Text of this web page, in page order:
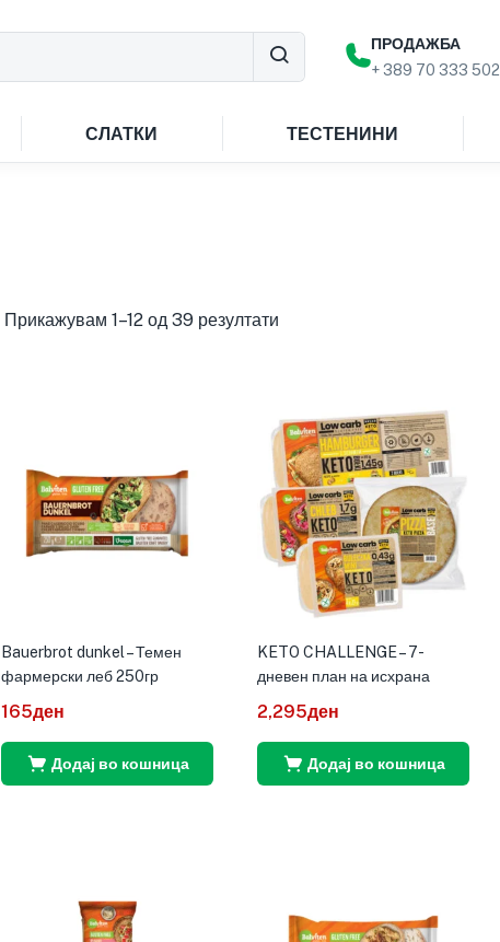
ПРОДАЖБА
+ 389 70 333 502
СЛАТКИ ТЕСТЕНИНИ
Прикажувам 1–12 од 39 резултати
Bauerbrot dunkel – Темен
фармерски леб 250гр
165ден
Додај во кошница
KETO CHALLENGE – 7-
дневен план на исхрана
2,295ден
Додај во кошница